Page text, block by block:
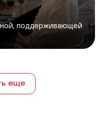
поддерживающей
еще